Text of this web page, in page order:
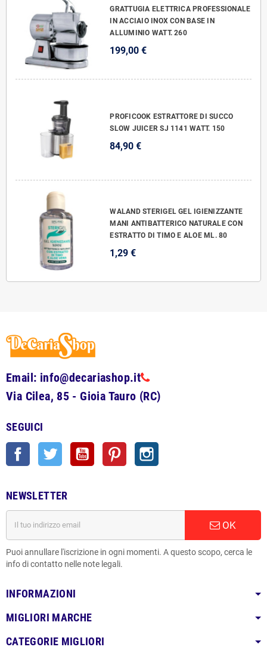
GRATTUGIA ELETTRICA PROFESSIONALE
IN ACCIAIO INOX CON BASE IN
ALLUMINIO WATT. 260
199,00 €
PROFICOOK ESTRATTORE DI SUCCO
SLOW JUICER SJ 1141 WATT. 150
84,90 €
WALAND STERIGEL GEL IGIENIZZANTE
MANI ANTIBATTERICO NATURALE CON
ESTRATTO DI TIMO E ALOE ML. 80
1,29 €
Email: info@decariashop.it
Via Cilea, 85 - Gioia Tauro (RC)
SEGUICI
Facebook Twitter YouTube Pinterest
NEWSLETTER
OK
Puoi annullare l'iscrizione in ogni momenti. A questo scopo, cerca le
info di contatto nelle note legali.
INFORMAZIONI
MIGLIORI MARCHE
CATEGORIE MIGLIORI